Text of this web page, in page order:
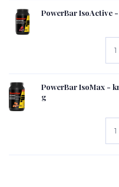
PowerBar IsoActive
PowerBar IsoMax -
g